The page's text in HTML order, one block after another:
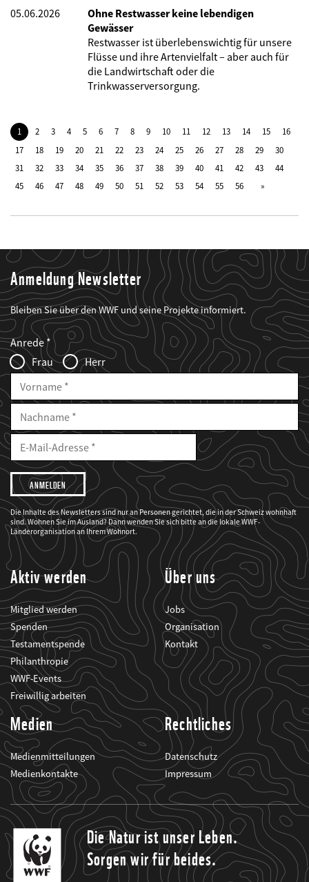
05.06.2026
Ohne Restwasser keine lebendigen
Gewässer
Restwasser ist überlebenswichtig für unsere
Flüsse und ihre Artenvielfalt – aber auch für
die Landwirtschaft oder die
Trinkwasserversorgung.
1 2 3 4 5 6 7 8 9 10 11 12 13 14 15
16
17
18 19 20 21 22 23 24 25 26 27 28 29
30
31
32 33 34 35 36 37 38 39 40 41 42 43
44
45
46 47 48 49 50 51 52 53 54 55 56
Anmeldung Newsletter
Bleiben Sie über den WWF und seine Projekte informiert.
Web2Case
Infofelder
Fieldset
anrede_name
Anrede
Frau
Herr
Vorname
Nachname
E-
Mailadresse
E-
Adresse
Ich
möchte,
dass
der
WWF
mich
über
seine
Projekte
informiert.
Die Inhalte des Newsletters sind nur an Personen gerichtet, die in der Schweiz wohnhaft
sind. Wohnen Sie im Ausland? Dann wenden Sie sich bitte an die lokale WWF-
Länderorganisation an Ihrem Wohnort.
Aktiv werden
Mitglied werden
Spenden
Testamentspende
Philanthropie
WWF-Events
Freiwillig arbeiten
Über uns
Jobs
Organisation
Kontakt
Medien
Medienmitteilungen
Medienkontakte
Rechtliches
Datenschutz
Impressum
Die Natur ist unser Leben.
Sorgen wir für beides.